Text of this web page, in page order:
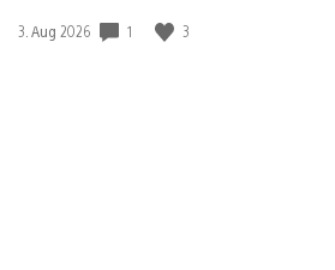
Veröffentlichungsdatum:
3. Aug 2026 1 3